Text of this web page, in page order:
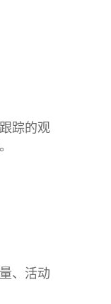
踪的观
、活动